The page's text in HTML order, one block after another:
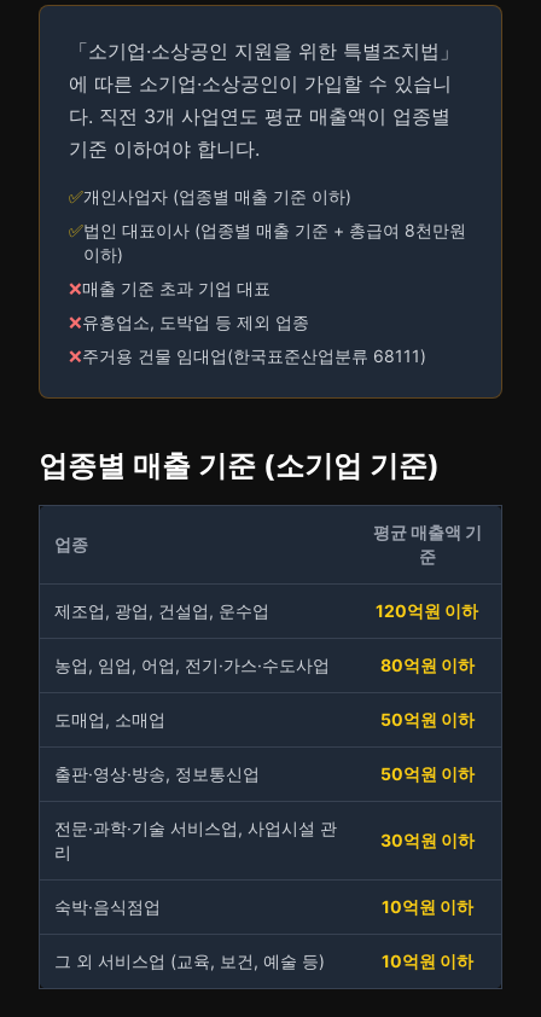
「소기업·소상공인 지원을 위한 특별조치법」
에 따른 소기업·소상공인이 가입할 수 있습니
다. 직전 3개 사업연도 평균 매출액이 업종별
기준 이하여야 합니다.
✅개인사업자 (업종별 매출 기준 이하)
✅법인 대표이사 (업종별 매출 기준 + 총급여 8천만원
이하)
❌매출 기준 초과 기업 대표
❌유흥업소, 도박업 등 제외 업종
❌주거용 건물 임대업(한국표준산업분류 68111)
업종별 매출 기준 (소기업 기준)
업종
평균 매출액 기
준
제조업, 광업, 건설업, 운수업 120억원 이하
농업, 임업, 어업, 전기·가스·수도사업 80억원 이하
도매업, 소매업 50억원 이하
출판·영상·방송, 정보통신업 50억원 이하
전문·과학·기술 서비스업, 사업시설 관
리
30억원 이하
숙박·음식점업 10억원 이하
그 외 서비스업 (교육, 보건, 예술 등) 10억원 이하